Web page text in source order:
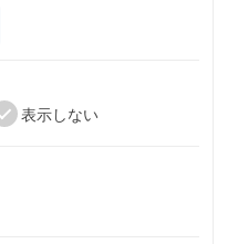
表示しない